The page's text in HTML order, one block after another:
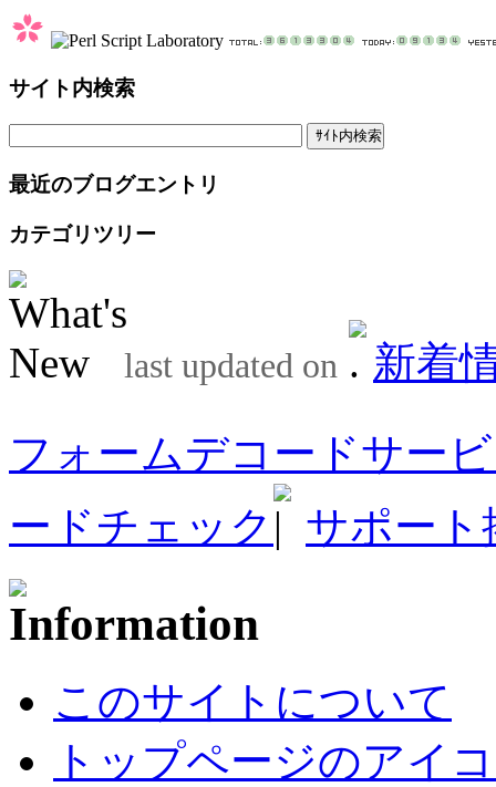
サイト内検索
最近のブログエントリ
カテゴリツリー
last updated on
新着
フォームデコードサー
ードチェック
サポート
このサイトについて
トップページのアイ